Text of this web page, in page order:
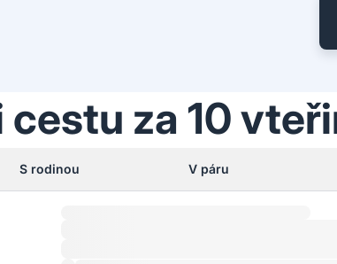
cestu za 10
S rodinou V páru